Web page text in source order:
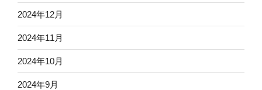
2024年12月
2024年11月
2024年10月
2024年9月